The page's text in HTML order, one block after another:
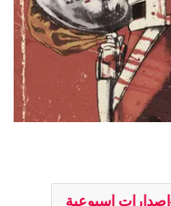
اصدارات اسبوعية